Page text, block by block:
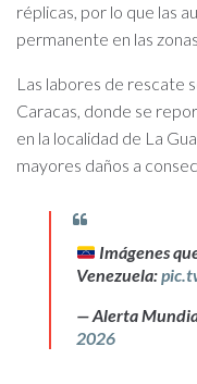
réplicas, por lo que las
permanente en las
Las labores de rescate
Caracas, donde se
en la localidad de La
mayores daños a
Imágenes
Venezuela:
— Alerta
2026